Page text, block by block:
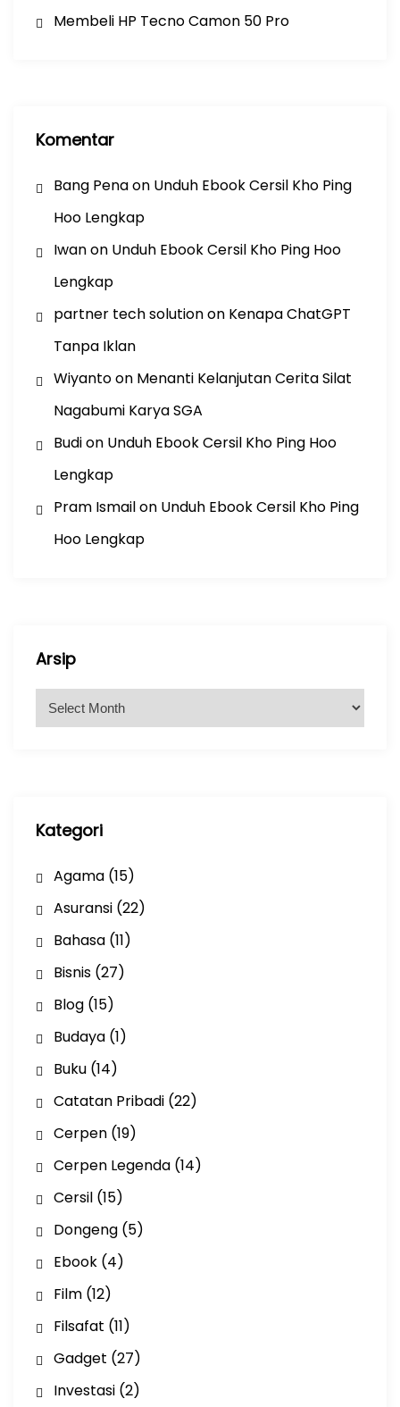
Membeli HP Tecno Camon 50 Pro
Komentar
Bang Penaon Unduh Ebook Cersil Kho Ping
Hoo Lengkap
Iwanon Unduh Ebook Cersil Kho Ping Hoo
Lengkap
partner tech solutionon Kenapa ChatGPT
Tanpa Iklan
Wiyantoon Menanti Kelanjutan Cerita Silat
Nagabumi Karya SGA
Budion Unduh Ebook Cersil Kho Ping Hoo
Lengkap
Pram Ismailon Unduh Ebook Cersil Kho Ping
Hoo Lengkap
Arsip
Kategori
Agama(15)
Asuransi(22)
Bahasa(11)
Bisnis(27)
Blog(15)
Budaya(1)
Buku(14)
Catatan Pribadi(22)
Cerpen(19)
Cerpen Legenda(14)
Cersil(15)
Dongeng(5)
Ebook(4)
Film(12)
Filsafat (11)
Gadget (27)
Investasi(2)